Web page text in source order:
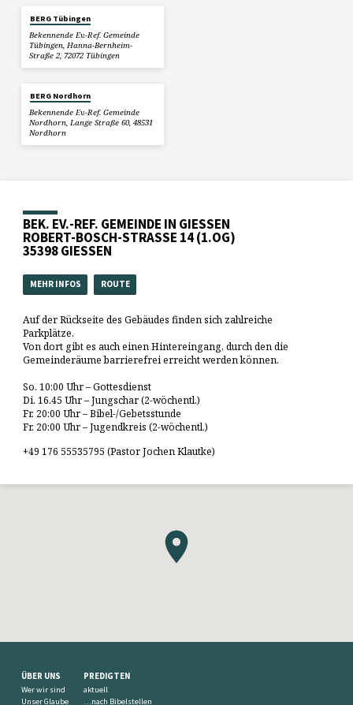
BERG Tübingen
Bekennende Ev.-Ref. Gemeinde
Tübingen, Hanna-Bernheim-
Straße 2, 72072 Tübingen
BERG Nordhorn
Bekennende Ev.-Ref. Gemeinde
Nordhorn, Lange Straße 60, 48531
Nordhorn
BEK. EV.-REF. GEMEINDE IN GIESSEN
ROBERT-BOSCH-STRASSE 14 (1.OG)
35398 GIESSEN
MEHR INFOS ROUTE
Auf der Rückseite des Gebäudes finden sich zahlreiche
Parkplätze.
Von dort gibt es auch einen Hintereingang, durch den die
Gemeinderäume barrierefrei erreicht werden können.
So. 10:00 Uhr – Gottesdienst
Di. 16.45 Uhr – Jungschar (2-wöchentl.)
Fr. 20:00 Uhr – Bibel-/Gebetsstunde
Fr. 20:00 Uhr – Jugendkreis (2-wöchentl.)
+49 176 55535795 (Pastor Jochen Klautke)
ÜBER UNS
Wer wir sind
Unser Glaube
PREDIGTEN
aktuell
…nach Bibelstellen